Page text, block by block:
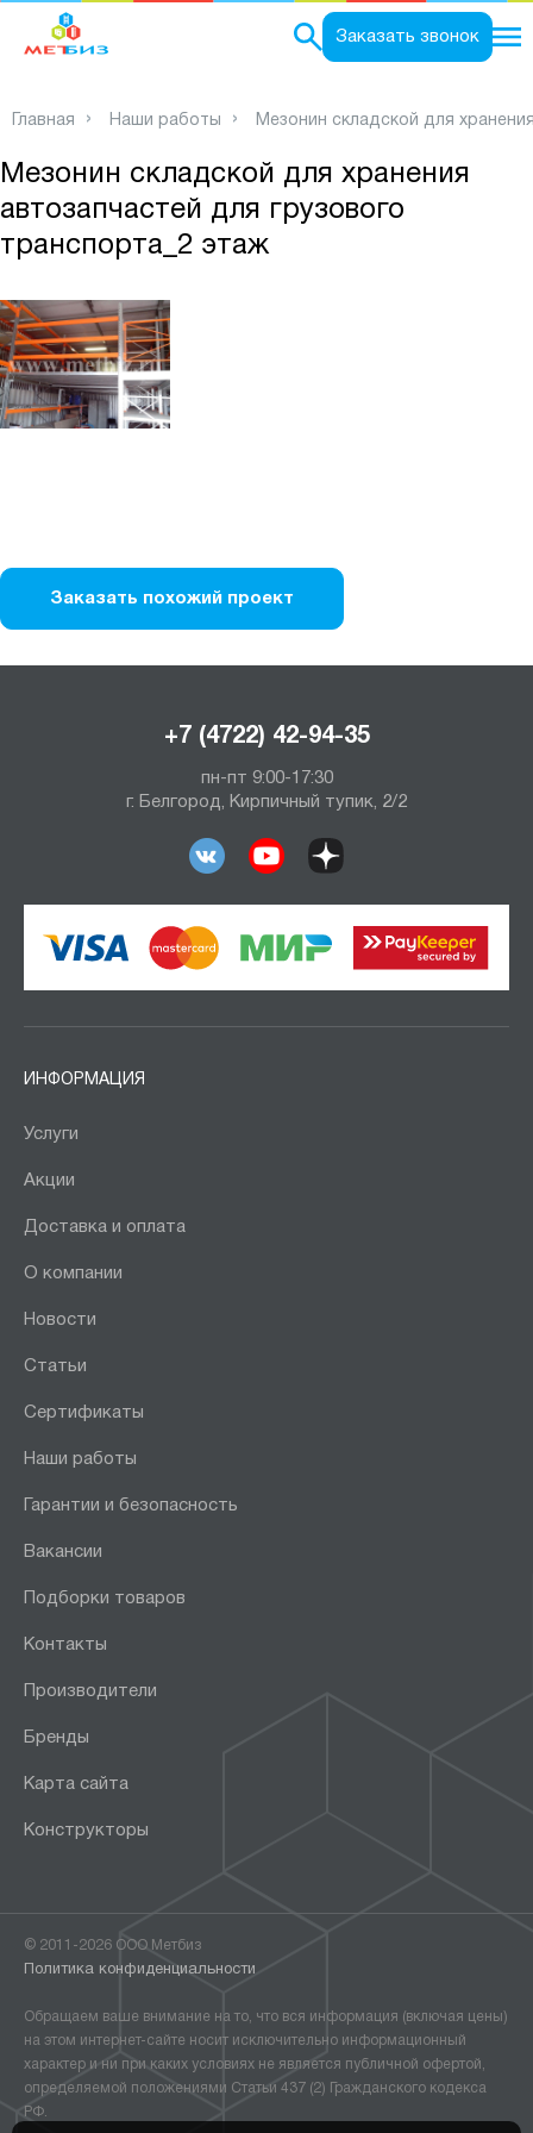
Заказать звонок
Главная Наши работы Мезонин складской для
Мезонин складской для хранения
автозапчастей для грузового
транспорта_2 этаж
Заказать похожий проект
+7 (4722) 42-94-35
пн-пт 9:00-17:30
г. Белгород, Кирпичный тупик, 2/2
ИНФОРМАЦИЯ
Услуги
Акции
Доставка и оплата
О компании
Новости
Статьи
Сертификаты
Наши работы
Гарантии и безопасность
Вакансии
Подборки товаров
Контакты
Производители
Бренды
Карта сайта
Конструкторы
© 2011-2026 ООО Метбиз
Политика конфиденциальности
Обращаем ваше внимание на то, что вся информация (включая цены)
на этом интернет-сайте носит исключительно информационный
характер и ни при каких условиях не является публичной офертой,
определяемой положениями Статьи 437 (2) Гражданского кодекса
РФ.